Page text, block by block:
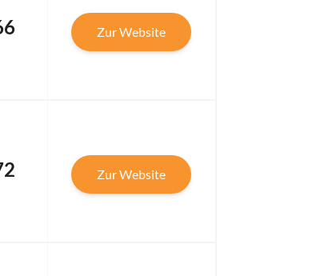
Zur Website
Zur Website